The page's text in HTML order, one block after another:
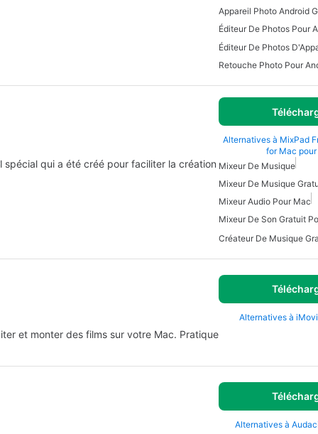
Appareil Photo Android
Éditeur De Photos Pour
Retouche Photo Pour
Alternatives à MixPad
for Mac
qui a été créé pour faciliter la création Mixeur De Musique
Mixeur De Musique
Mixeur Audio Pour Mac
Mixeur De Son Gratuit
Créateur De Musique
Alternatives à
et monter des films sur votre Mac. Pratique
Alternatives à